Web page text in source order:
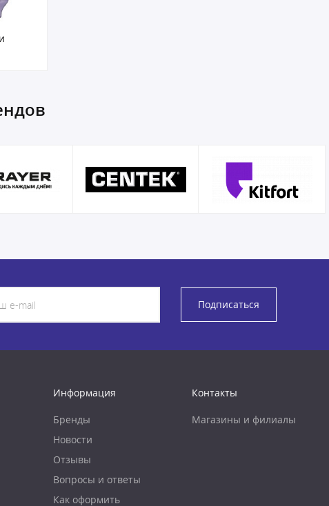
Подписаться
Информация
Бренды
Новости
Отзывы
Вопросы и ответы
Как оформить
Контакты
Магазины и филиалы